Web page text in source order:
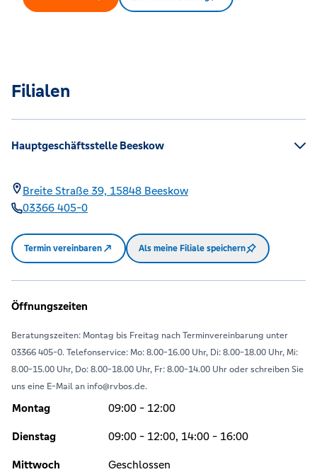
Filialen
Hauptgeschäftsstelle Beeskow
Breite Straße 39, 15848 Beeskow
03366 405-0
Termin vereinbaren Als meine Filiale speichern
Öffnungszeiten
Beratungszeiten: Montag bis Freitag nach Terminvereinbarung unter
03366 405-0. Telefonservice: Mo: 8.00-16.00 Uhr, Di: 8.00-18.00 Uhr, Mi:
8.00-15.00 Uhr, Do: 8.00-18.00 Uhr, Fr: 8.00-14.00 Uhr oder schreiben Sie
uns eine E-Mail an info@rvbos.de.
Montag 09:00 - 12:00
Dienstag 09:00 - 12:00, 14:00 - 16:00
Mittwoch Geschlossen